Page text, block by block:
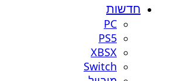
חדשות
PC
PS5
XBSX
Switch